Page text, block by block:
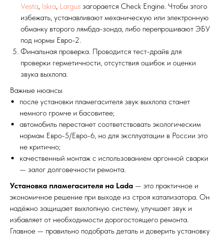
Vesta Iskra Largus загорается Check Engine. Чтобы этого
избежать, устанавливают механическую или электронную
обманку второго лямбда-зонда, либо перепрошивают ЭБУ
под нормы Евро-2.
Финальная проверка. Проводится тест-драйв для
проверки герметичности, отсутствия ошибок и оценки
звука выхлопа.
Важные нюансы
после установки пламегасителя звук выхлопа станет
немного громче и басовитее;
автомобиль перестанет соответствовать экологическим
нормам Евро-5/Евро-6, но для эксплуатации в России это
не критично;
качественный монтаж с использованием аргонной сварки
— залог долговечности ремонта.
Установка пламегасителя на Lada — это практичное и
экономичное решение при выходе из строя катализатора. Он
надёжно защищает выхлопную систему, улучшает звук и
избавляет от необходимости дорогостоящего ремонта.
Главное — правильно подобрать деталь и доверить установку